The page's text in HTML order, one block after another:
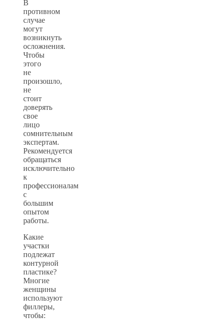
В
противном
случае
могут
возникнуть
осложнения.
Чтобы
этого
не
произошло,
не
стоит
доверять
свое
лицо
сомнительным
экспертам.
Рекомендуется
обращаться
исключительно
к
профессионалам
с
большим
опытом
работы.
Какие
участки
подлежат
контурной
пластике?
Многие
женщины
используют
филлеры,
чтобы: